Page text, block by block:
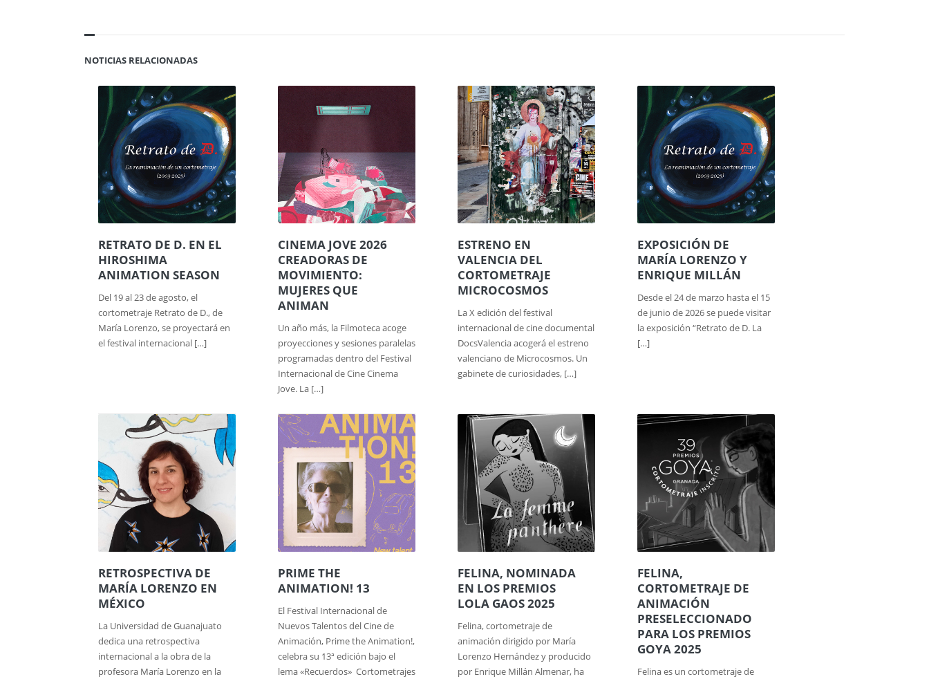
NOTICIAS RELACIONADAS
RETRATO DE D. EN EL
HIROSHIMA
ANIMATION SEASON
Del 19 al 23 de agosto, el
cortometraje Retrato de D., de
María Lorenzo, se proyectará en
el festival internacional […]
CINEMA JOVE 2026
CREADORAS DE
MOVIMIENTO:
MUJERES QUE
ANIMAN
Un año más, la Filmoteca acoge
proyecciones y sesiones paralelas
programadas dentro del Festival
Internacional de Cine Cinema
Jove. La […]
ESTRENO EN
VALENCIA DEL
CORTOMETRAJE
MICROCOSMOS
La X edición del festival
internacional de cine documental
DocsValencia acogerá el estreno
valenciano de Microcosmos. Un
gabinete de curiosidades, […]
EXPOSICIÓN DE
MARÍA LORENZO Y
ENRIQUE MILLÁN
Desde el 24 de marzo hasta el 15
de junio de 2026 se puede visitar
la exposición “Retrato de D. La
[…]
RETROSPECTIVA DE
MARÍA LORENZO EN
MÉXICO
La Universidad de Guanajuato
dedica una retrospectiva
internacional a la obra de la
profesora María Lorenzo en la
PRIME THE
ANIMATION! 13
El Festival Internacional de
Nuevos Talentos del Cine de
Animación, Prime the Animation!,
celebra su 13ª edición bajo el
lema «Recuerdos» Cortometrajes
FELINA, NOMINADA
EN LOS PREMIOS
LOLA GAOS 2025
Felina, cortometraje de
animación dirigido por María
Lorenzo Hernández y producido
por Enrique Millán Almenar, ha
FELINA,
CORTOMETRAJE DE
ANIMACIÓN
PRESELECCIONADO
PARA LOS PREMIOS
GOYA 2025
Felina es un cortometraje de